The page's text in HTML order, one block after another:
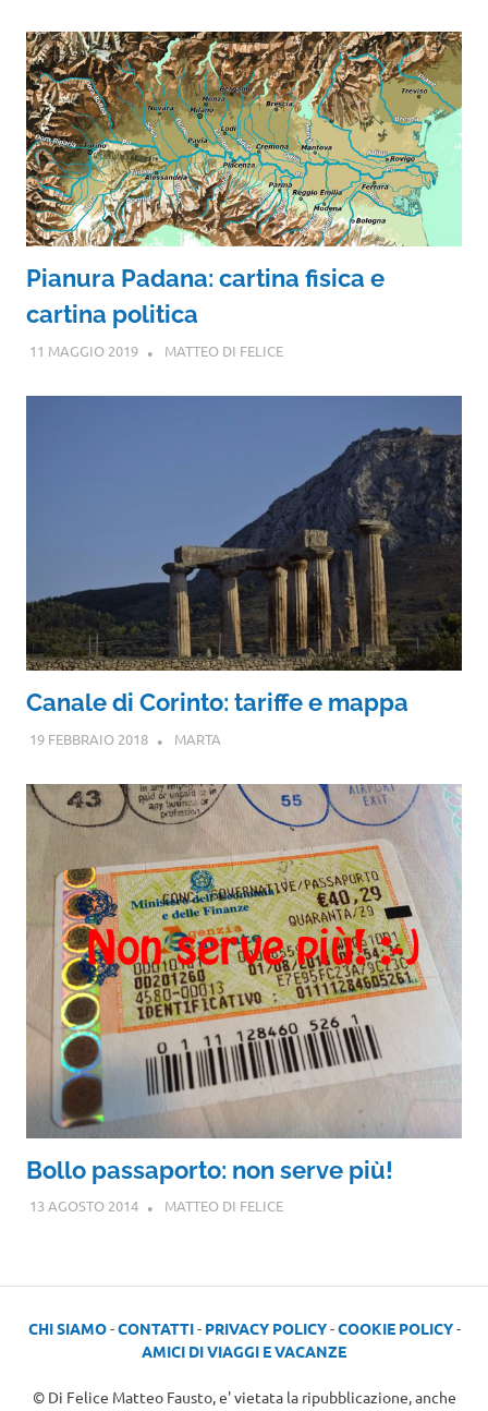
Pianura Padana: cartina fisica e
cartina politica
11 MAGGIO 2019 MATTEO DI FELICE
Canale di Corinto: tariffe e mappa
19 FEBBRAIO 2018 MARTA
Bollo passaporto: non serve più!
13 AGOSTO 2014 MATTEO DI FELICE
CHI SIAMO-CONTATTI- PRIVACY POLICY-COOKIE POLICY-
AMICI DI VIAGGI E VACANZE
© Di Felice Matteo Fausto, e' vietata la ripubblicazione, anche